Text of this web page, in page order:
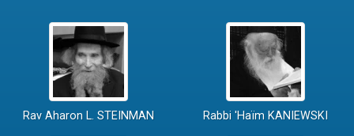
Rav Aharon L. STEINMAN Rabbi 'Haïm KANIEWSKI